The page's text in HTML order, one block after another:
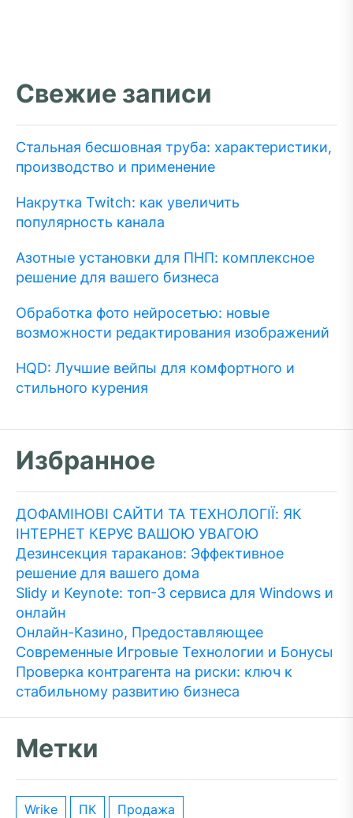
Свежие записи
Стальная бесшовная труба: характеристики,
производство и применение
Накрутка Twitch: как увеличить
популярность канала
Азотные установки для ПНП: комплексное
решение для вашего бизнеса
Обработка фото нейросетью: новые
возможности редактирования изображений
HQD: Лучшие вейпы для комфортного и
стильного курения
Избранное
ДОФАМІНОВІ САЙТИ ТА ТЕХНОЛОГІЇ: ЯК
ІНТЕРНЕТ КЕРУЄ ВАШОЮ УВАГОЮ
Дезинсекция тараканов: Эффективное
решение для вашего дома
Slidy и Keynote: топ-3 сервиса для Windows и
онлайн
Онлайн-Казино, Предоставляющее
Современные Игровые Технологии и Бонусы
Проверка контрагента на риски: ключ к
стабильному развитию бизнеса
Метки
wrike ПК
Продажа